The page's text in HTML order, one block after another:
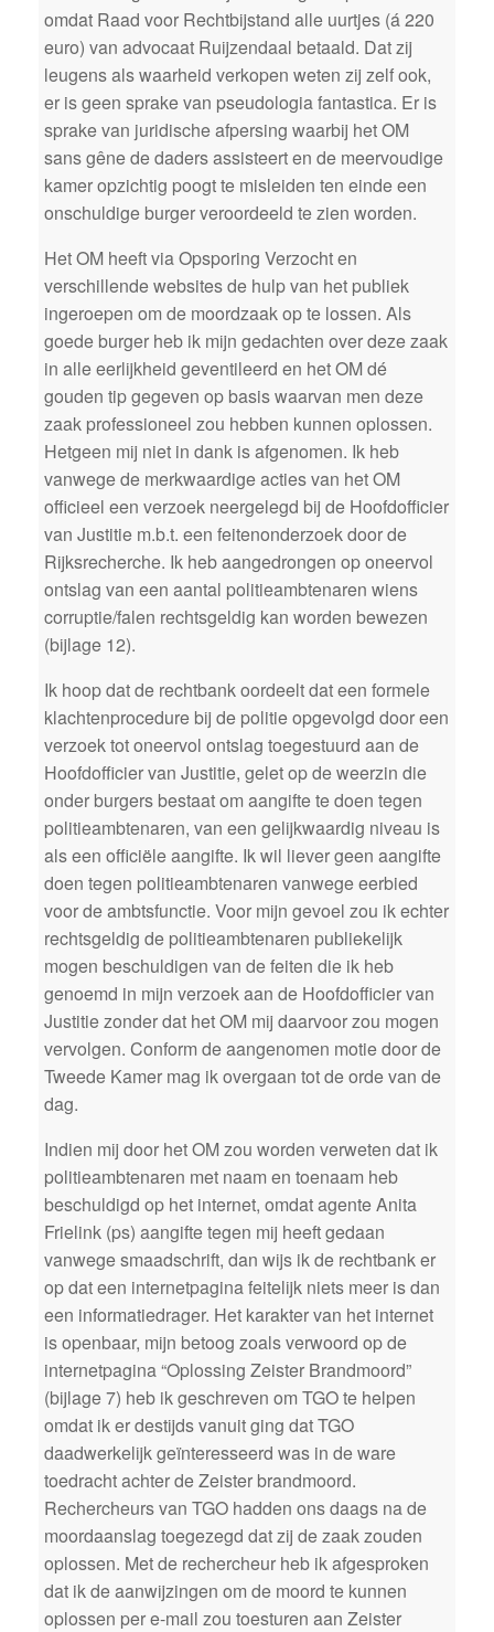
omdat Raad voor Rechtbijstand alle uurtjes (á 220
euro) van advocaat Ruijzendaal betaald. Dat zij
leugens als waarheid verkopen weten zij zelf ook,
er is geen sprake van pseudologia fantastica. Er is
sprake van juridische afpersing waarbij het OM
sans gêne de daders assisteert en de meervoudige
kamer opzichtig poogt te misleiden ten einde een
onschuldige burger veroordeeld te zien worden.
Het OM heeft via Opsporing Verzocht en
verschillende websites de hulp van het publiek
ingeroepen om de moordzaak op te lossen. Als
goede burger heb ik mijn gedachten over deze zaak
in alle eerlijkheid geventileerd en het OM dé
gouden tip gegeven op basis waarvan men deze
zaak professioneel zou hebben kunnen oplossen.
Hetgeen mij niet in dank is afgenomen. Ik heb
vanwege de merkwaardige acties van het OM
officieel een verzoek neergelegd bij de Hoofdofficier
van Justitie m.b.t. een feitenonderzoek door de
Rijksrecherche. Ik heb aangedrongen op oneervol
ontslag van een aantal politieambtenaren wiens
corruptie/falen rechtsgeldig kan worden bewezen
(bijlage 12).
Ik hoop dat de rechtbank oordeelt dat een formele
klachtenprocedure bij de politie opgevolgd door een
verzoek tot oneervol ontslag toegestuurd aan de
Hoofdofficier van Justitie, gelet op de weerzin die
onder burgers bestaat om aangifte te doen tegen
politieambtenaren, van een gelijkwaardig niveau is
als een officiële aangifte. Ik wil liever geen aangifte
doen tegen politieambtenaren vanwege eerbied
voor de ambtsfunctie. Voor mijn gevoel zou ik echter
rechtsgeldig de politieambtenaren publiekelijk
mogen beschuldigen van de feiten die ik heb
genoemd in mijn verzoek aan de Hoofdofficier van
Justitie zonder dat het OM mij daarvoor zou mogen
vervolgen. Conform de aangenomen motie door de
Tweede Kamer mag ik overgaan tot de orde van de
dag.
Indien mij door het OM zou worden verweten dat ik
politieambtenaren met naam en toenaam heb
beschuldigd op het internet, omdat agente Anita
Frielink (ps) aangifte tegen mij heeft gedaan
vanwege smaadschrift, dan wijs ik de rechtbank er
op dat een internetpagina feitelijk niets meer is dan
een informatiedrager. Het karakter van het internet
is openbaar, mijn betoog zoals verwoord op de
internetpagina “Oplossing Zeister Brandmoord”
(bijlage 7) heb ik geschreven om TGO te helpen
omdat ik er destijds vanuit ging dat TGO
daadwerkelijk geïnteresseerd was in de ware
toedracht achter de Zeister brandmoord.
Rechercheurs van TGO hadden ons daags na de
moordaanslag toegezegd dat zij de zaak zouden
oplossen. Met de rechercheur heb ik afgesproken
dat ik de aanwijzingen om de moord te kunnen
oplossen per e-mail zou toesturen aan Zeister